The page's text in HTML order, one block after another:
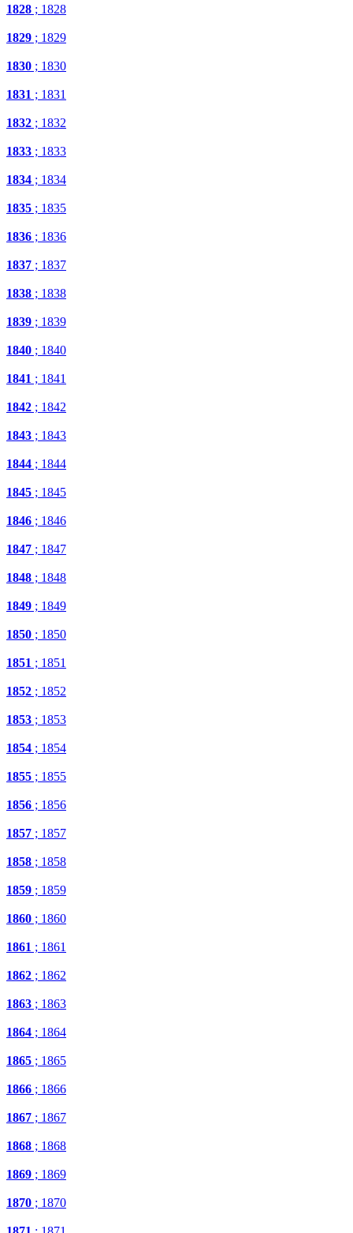
1828 ; 1828
1829 ; 1829
1830 ; 1830
1831 ; 1831
1832 ; 1832
1833 ; 1833
1834 ; 1834
1835 ; 1835
1836 ; 1836
1837 ; 1837
1838 ; 1838
1839 ; 1839
1840 ; 1840
1841 ; 1841
1842 ; 1842
1843 ; 1843
1844 ; 1844
1845 ; 1845
1846 ; 1846
1847 ; 1847
1848 ; 1848
1849 ; 1849
1850 ; 1850
1851 ; 1851
1852 ; 1852
1853 ; 1853
1854 ; 1854
1855 ; 1855
1856 ; 1856
1857 ; 1857
1858 ; 1858
1859 ; 1859
1860 ; 1860
1861 ; 1861
1862 ; 1862
1863 ; 1863
1864 ; 1864
1865 ; 1865
1866 ; 1866
1867 ; 1867
1868 ; 1868
1869 ; 1869
1870 ; 1870